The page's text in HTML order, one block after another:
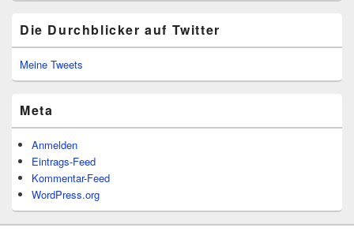
Die Durchblicker auf Twitter
Meine Tweets
Meta
Anmelden
Eintrags-Feed
Kommentar-Feed
WordPress.org